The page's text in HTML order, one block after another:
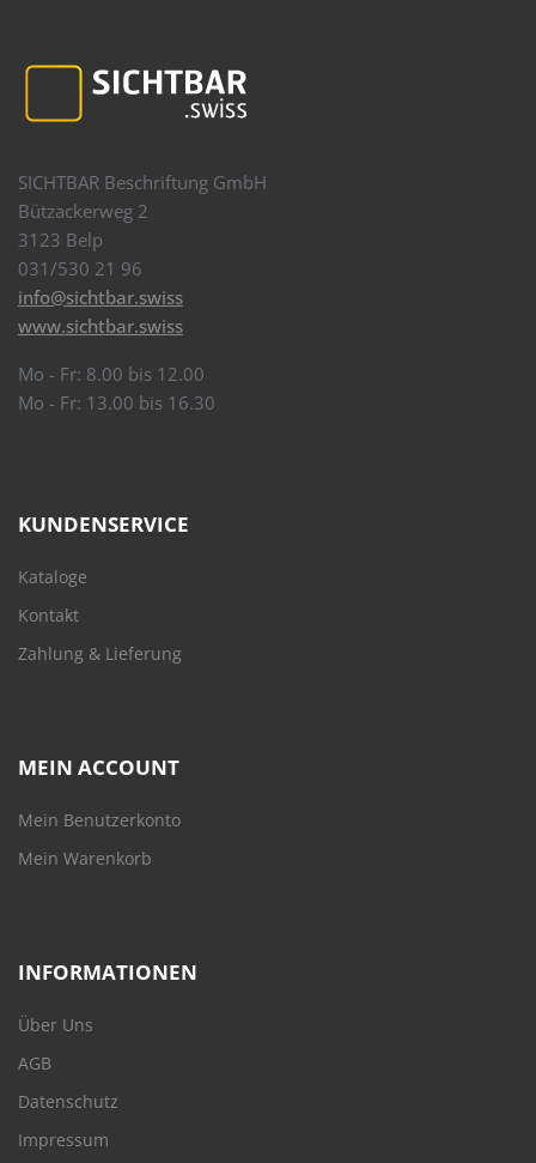
SICHTBAR Beschriftung GmbH
Bützackerweg 2
3123 Belp
031/530 21 96
info@sichtbar.swiss
www.sichtbar.swiss
Mo - Fr: 8.00 bis 12.00
Mo - Fr: 13.00 bis 16.30
KUNDENSERVICE
Kataloge
Kontakt
Zahlung & Lieferung
MEIN ACCOUNT
Mein Benutzerkonto
Mein Warenkorb
INFORMATIONEN
Über Uns
AGB
Datenschutz
Impressum